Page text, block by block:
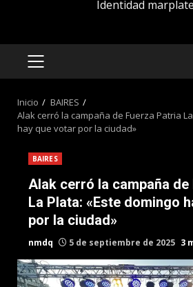
Identidad
MENÚ
Inicio
BAIRES
Alak cerró la campaña de Fuerza Patria
hay que votar por la ciudad»
BAIRES
Alak cerró la campaña de
La Plata: «Este domingo
por la ciudad»
nmdq 5 de septiembre de 2025 3